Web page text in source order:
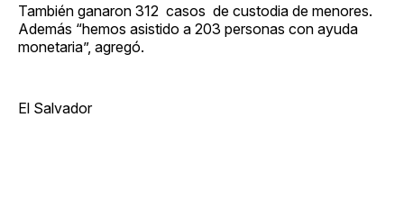
También ganaron 312 casos de custodia de menores.
Además “hemos asistido a 203 personas con ayuda
monetaria”, agregó.
El Salvador